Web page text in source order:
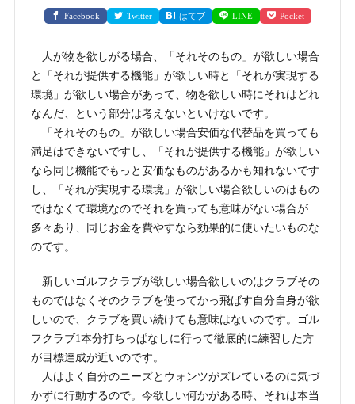
Facebook Twitter はてブ LINE Pocket
人が物を欲しがる場合、「それそのもの」が欲しい場合
と「それが提供する機能」が欲しい時と「それが実現する
環境」が欲しい場合があって、物を欲しい時にそれはどれ
なんだ、という部分は考えないといけないです。
「それそのもの」が欲しい場合安価な代替品を買っても
満足はできないですし、「それが提供する機能」が欲しい
なら同じ機能でもっと安価なものがあるかも知れないです
し、「それが実現する環境」が欲しい場合欲しいのはもの
ではなくて環境なのでそれを買っても意味がない場合が
多々あり、同じお金を費やすなら効果的に使いたいものな
のです。
新しいゴルフクラブが欲しい場合欲しいのはクラブその
ものではなくそのクラブを使ってかっ飛ばす自分自身が欲
しいので、クラブを買い続けても意味はないのです。ゴル
フクラブ1本分打ちっぱなしに行って徹底的に練習した方
が目標達成が近いのです。
人はよく自分のニーズとウォンツがズレているのに気づ
かずに行動するので。今欲しい何かがある時、それは本当